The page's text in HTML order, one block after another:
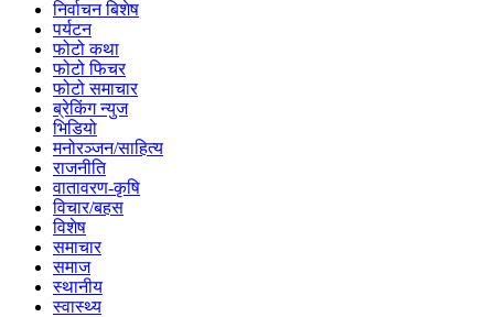
निर्वाचन बिशेष
पर्यटन
फोटो कथा
फोटो फिचर
फोटो समाचार
ब्रेकिंग न्युज
भिडियो
मनोरञ्जन/साहित्य
राजनीति
वातावरण-कृषि
विचार/बहस
विशेष
समाचार
समाज
स्थानीय
स्वास्थ्य